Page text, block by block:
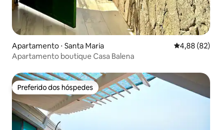
Apartamento ⋅ Santa Maria 4,88 de uma
4,88 (82)
Apartamento boutique Casa Balena
Preferido dos hóspedes
Preferido dos hóspedes